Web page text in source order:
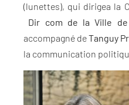
(lunettes), qui dirigea la
Dir com de la Ville de
accompagné deTanguy
la communication